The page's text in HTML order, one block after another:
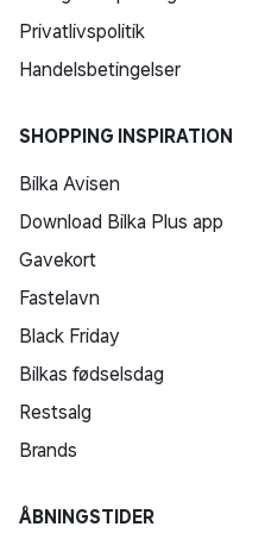
Privatlivspolitik
Handelsbetingelser
SHOPPING INSPIRATION
Bilka Avisen
Download Bilka Plus app
Gavekort
Fastelavn
Black Friday
Bilkas fødselsdag
Restsalg
Brands
ÅBNINGSTIDER